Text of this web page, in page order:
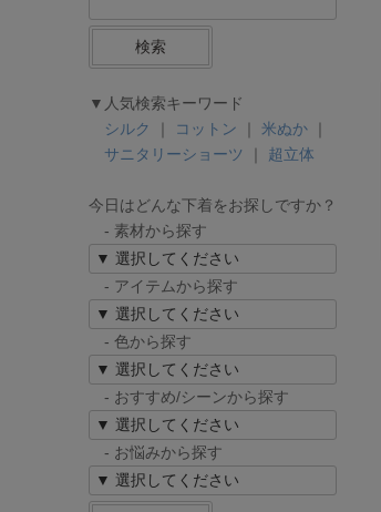
検索
▼人気検索キーワード
シルク
コットン 米ぬか
サニタリーショーツ
超立体
今日はどんな下着をお探しですか？
- 素材から探す
- アイテムから探す
- 色から探す
- おすすめ/シーンから探す
- お悩みから探す